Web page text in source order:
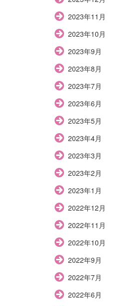
2023年11月
2023年10月
2023年9月
2023年8月
2023年7月
2023年6月
2023年5月
2023年4月
2023年3月
2023年2月
2023年1月
2022年12月
2022年11月
2022年10月
2022年9月
2022年7月
2022年6月